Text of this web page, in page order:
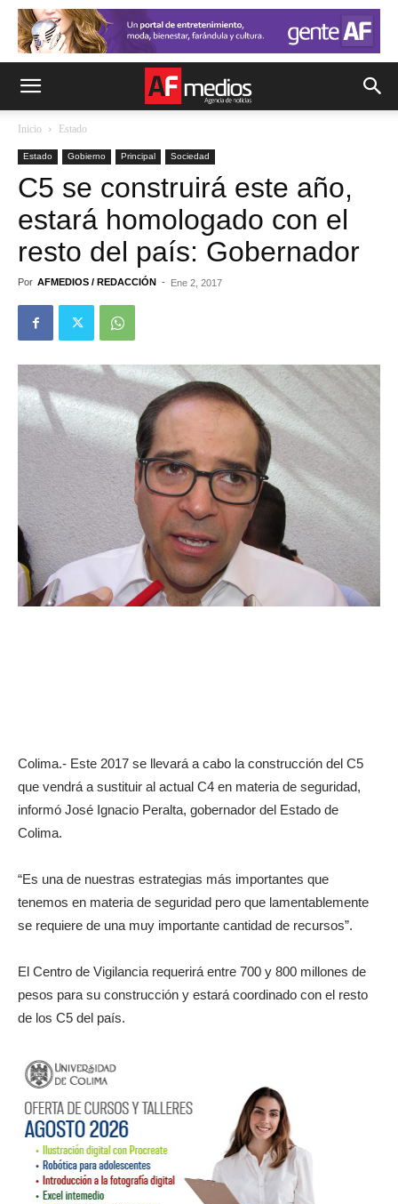
Inicio Estado
Estado Gobierno Principal Sociedad
C5 se construirá este año,
estará homologado con el
resto del país: Gobernador
Por AFMEDIOS / REDACCIÓN - Ene 2, 2017
Colima.- Este 2017 se llevará a cabo la construcción del C5
que vendrá a sustituir al actual C4 en materia de seguridad,
informó José Ignacio Peralta, gobernador del Estado de
Colima.
“Es una de nuestras estrategias más importantes que
tenemos en materia de seguridad pero que lamentablemente
se requiere de una muy importante cantidad de recursos”.
El Centro de Vigilancia requerirá entre 700 y 800 millones de
pesos para su construcción y estará coordinado con el resto
de los C5 del país.